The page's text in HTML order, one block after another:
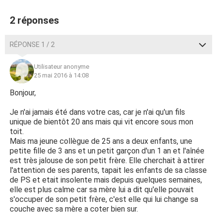
2 réponses
RÉPONSE 1 / 2
Utilisateur anonyme
25 mai 2016 à 14:08
Bonjour,
Je n'ai jamais été dans votre cas, car je n'ai qu'un fils
unique de bientôt 20 ans mais qui vit encore sous mon
toit.
Mais ma jeune collègue de 25 ans a deux enfants, une
petite fille de 3 ans et un petit garçon d'un 1 an et l'aînée
est très jalouse de son petit frère. Elle cherchait à attirer
l'attention de ses parents, tapait les enfants de sa classe
de PS et etait insolente mais depuis quelques semaines,
elle est plus calme car sa mère lui a dit qu'elle pouvait
s'occuper de son petit frère, c'est elle qui lui change sa
couche avec sa mère a coter bien sur.